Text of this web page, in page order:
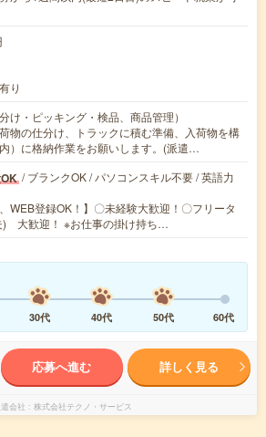
り
け・ピッキング・検品、商品管理）
物の仕分け、トラックに積む準備、入荷物を構
）に格納作業をお願いします。(派遣…
/ ブランクOK / パソコンスキル不要 / 英語力
、WEB登録OK！】〇未経験大歓迎！〇フリータ
) 大歓迎！ ※お仕事の掛け持ち…
30代 40代 50代 60代
応募へ進む 詳しく見る
会社 株式会社テクノ・サービス